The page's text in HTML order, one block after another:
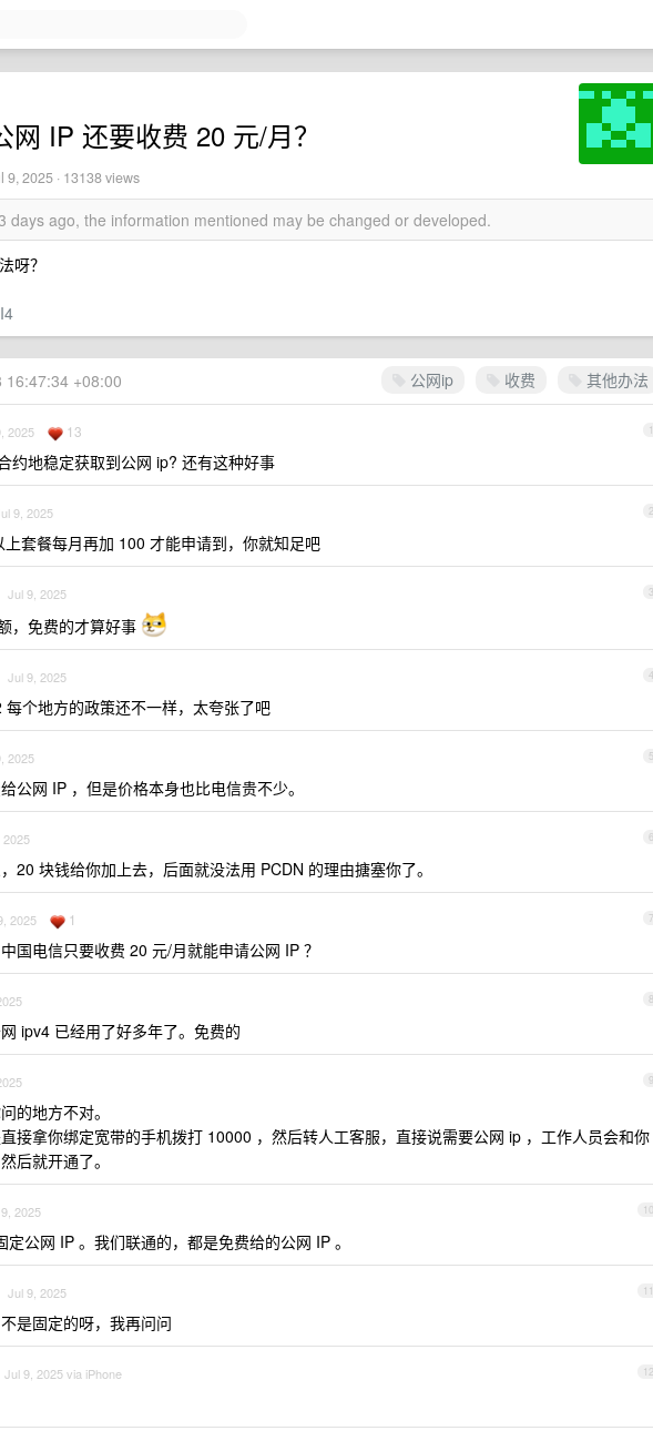
IP 还要收费 20 元/月？
9, 2025 · 13138 views
days ago, the information mentioned may be changed or developed.
呀？
公网ip 收费 其他办法
16:47:34 +08:00
1
2025 13
约地稳定获取到公网 ip? 还有这种好事
2
9, 2025
套餐每月再加 100 才能申请到，你就知足吧
3
Jul 9, 2025
，免费的才算好事
4
Jul 9, 2025
每个地方的政策还不一样，太夸张了吧
5
2025
公网 IP ，但是价格本身也比电信贵不少。
6
2025
20 块钱给你加上去，后面就没法用 PCDN 的理由搪塞你了。
7
2025 1
国电信只要收费 20 元/月就能申请公网 IP ？
8
ipv4 已经用了好多年了。免费的
9
的地方不对。
接拿你绑定宽带的手机拨打 10000 ，然后转人工客服，直接说需要公网 ip ，工作人员会和你
后就开通了。
10
2025
定公网 IP 。我们联通的，都是免费给的公网 IP 。
11
Jul 9, 2025
是固定的呀，我再问问
12
Jul 9, 2025 via iPhone